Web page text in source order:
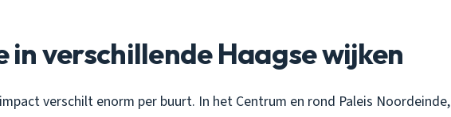
in verschillende Haagse wijken
verschilt enorm per buurt. In het Centrum en rond Paleis Noordeinde,